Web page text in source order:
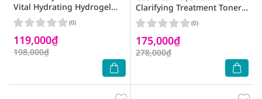
Vital Hydrating Hydrogel
Mask 34g
119,000₫
198,000₫
(0)
Clarifying Treatment Toner
100ml
175,000₫
278,000₫
(0)